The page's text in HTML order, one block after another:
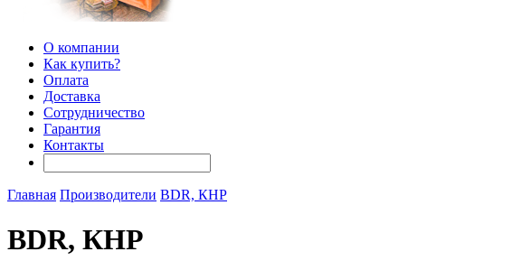
О компании
Как купить?
Оплата
Доставка
Сотрудничество
Гарантия
Контакты
Главная Производители BDR, КНР
BDR, КНР